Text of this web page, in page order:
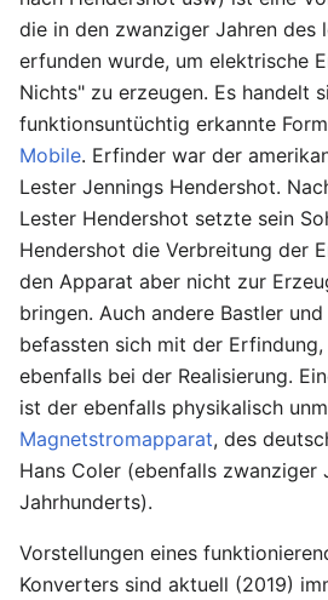
die in den zwanziger Jahren des
erfunden wurde, um elektrische
Nichts" zu erzeugen. Es handelt
funktionsuntüchtig erkannte
Mobile. Erfinder war der
Lester Jennings Hendershot.
Lester Hendershot setzte sein
Hendershot die Verbreitung der
den Apparat aber nicht zur
bringen. Auch andere Bastler
befassten sich mit der
ebenfalls bei der Realisierung.
ist der ebenfalls physikalisch
Magnetstromapparat, des
Hans Coler (ebenfalls zwanziger
Jahrhunderts).
Vorstellungen eines
Konverters sind aktuell (2019)